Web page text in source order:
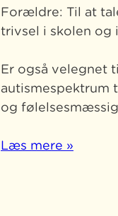
Forældre: Til at
trivsel i skolen og
Er også velegnet
autismespektrum
og
Læs mere »